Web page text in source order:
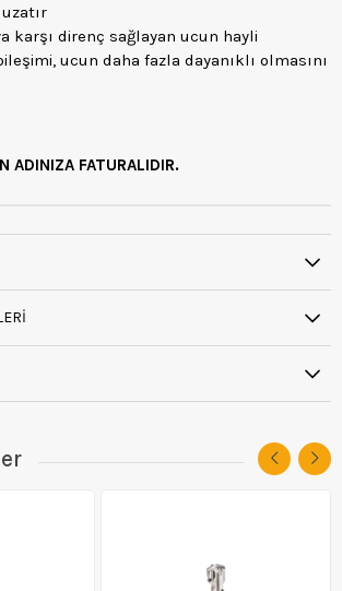
karşı direnç sağlayan ucun hayli
ucun daha fazla dayanıklı olmasını
ADINIZA FATURALIDIR.